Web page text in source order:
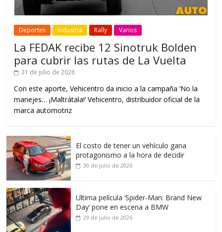
Deportes Industria Rally Varios
La FEDAK recibe 12 Sinotruk Bolden
para cubrir las rutas de La Vuelta
31 de julio de 2026
Con este aporte, Vehicentro da inicio a la campaña ‘No la
manejes… ¡Maltrátala!’ Vehicentro, distribuidor oficial de la
marca automotriz
El costo de tener un vehículo gana
protagonismo a la hora de decidir
30 de julio de 2026
Ultima película ‘Spider‑Man: Brand New
Day’ pone en escena a BMW
29 de julio de 2026